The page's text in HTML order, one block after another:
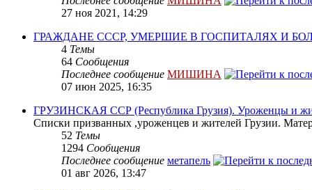
27 ноя 2021, 14:29
ГРАЖДАНЕ СССР, УМЕРШИЕ В ГОСПИТАЛЯХ И
4 Темы
64 Сообщения
Последнее сообщение МИШИНА
07 июн 2025, 16:35
ГРУЗИНСКАЯ ССР (Республика Грузия). Уроженцы и
Списки призванных ,уроженцев и жителей Грузии.
52 Темы
1294 Сообщения
Последнее сообщение метапель
01 авг 2026, 13:47